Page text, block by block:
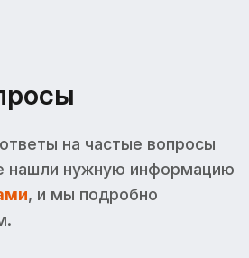
на частые вопросы
нашли нужную информацию
, и мы подробно